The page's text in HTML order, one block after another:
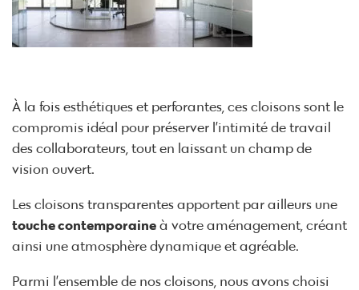
À la fois esthétiques et perforantes, ces cloisons sont le
compromis idéal pour préserver l’intimité de travail
des collaborateurs, tout en laissant un champ de
vision ouvert.
Les cloisons transparentes apportent par ailleurs une
touche contemporaine à votre aménagement, créant
ainsi une atmosphère dynamique et agréable.
Parmi l’ensemble de nos cloisons, nous avons choisi